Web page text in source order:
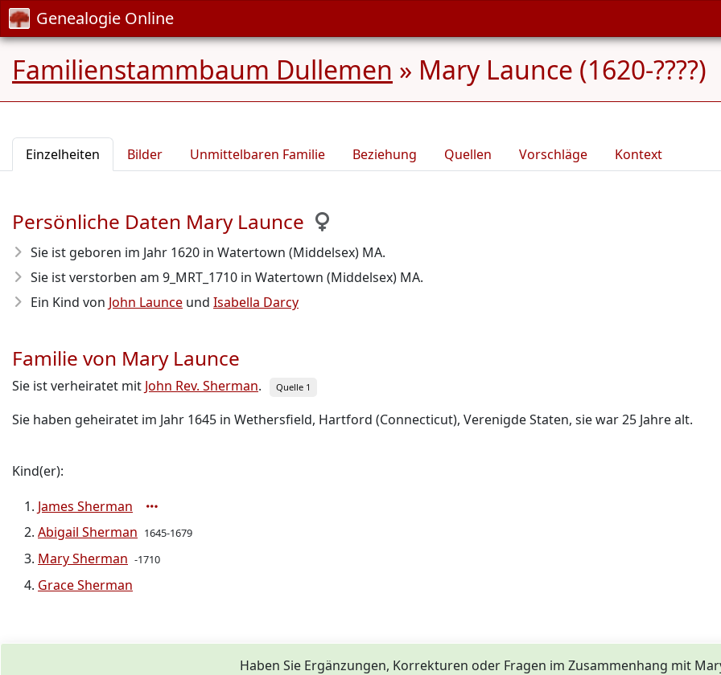
Genealogie Online
Familienstammbaum Dullemen » Mary Launce (1620-????)
Einzelheiten Bilder Unmittelbaren Familie Beziehung Quellen Vorschläge Kontext
Persönliche Daten Mary Launce
Sie ist geboren im Jahr 1620 in Watertown (Middelsex) MA.
Sie ist verstorben am 9_MRT_1710 in Watertown (Middelsex) MA.
Ein Kind von John Launce und Isabella Darcy
Familie von Mary Launce
Sie ist verheiratet mit John Rev. Sherman. Quelle 1
Sie haben geheiratet im Jahr 1645 in Wethersfield, Hartford (Connecticut), Verenigde Staten, sie war 25 Jahre alt.
Kind(er):
James Sherman
Abigail Sherman 1645-1679
Mary Sherman -1710
Grace Sherman
Haben Sie Ergänzungen, Korrekturen oder Fragen im Zusammenhang mit